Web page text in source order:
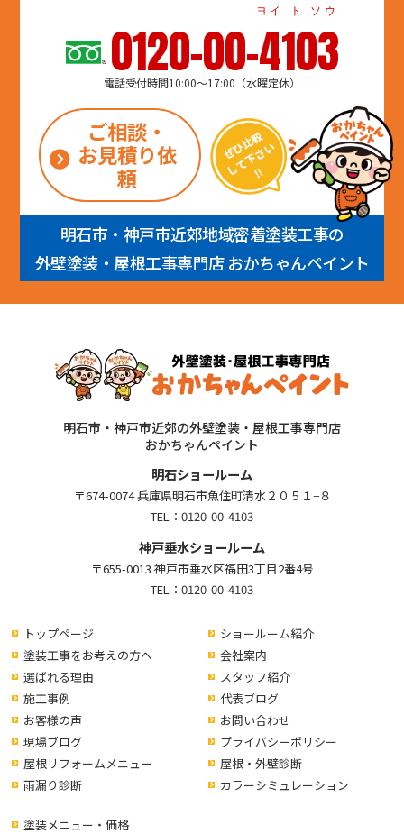
0120-00-4103
ヨイ ト ソウ
電話受付時間10:00～17:00（水曜定休）
ご相談・
お見積り依
頼
明石市・神戸市近郊地域密着塗装工事の
外壁塗装・屋根工事専門店 おかちゃんペイント
明石市・神戸市近郊の外壁塗装・屋根工事専門店
おかちゃんペイント
明石ショールーム
〒674-0074 兵庫県明石市魚住町清水２０５１−８
TEL： 0120-00-4103
神戸垂水ショールーム
〒655-0013 神戸市垂水区福田3丁目2番4号
TEL： 0120-00-4103
トップページ
塗装工事をお考えの方へ
選ばれる理由
ショールーム紹介
会社案内
スタッフ紹介
施工事例
お客様の声
現場ブログ
代表ブログ
お問い合わせ
プライバシーポリシー
屋根リフォームメニュー
雨漏り診断
屋根・外壁診断
カラーシミュレーション
塗装メニュー・価格